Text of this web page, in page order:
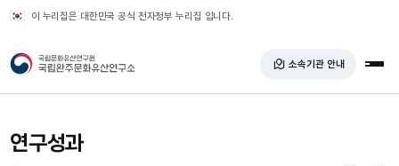
이 누리집은 대한민국 공식 전자정부 누리집 입니다.
국가유산청 국립완주문화유산연구소 소속기관 안내 전
연구성과